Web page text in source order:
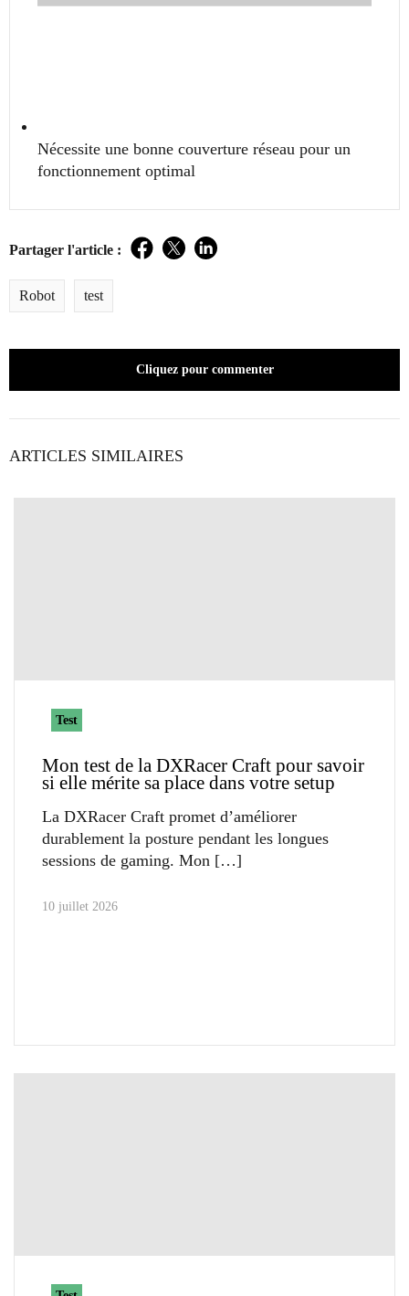
Nécessite une bonne couverture réseau pour un
fonctionnement optimal
Partager l'article : Facebook
TwitterLinkedIn
Robot test
Cliquez pour commenter
ARTICLES SIMILAIRES
Test
Mon test de la DXRacer Craft pour savoir
si elle mérite sa place dans votre setup
La DXRacer Craft promet d’améliorer
durablement la posture pendant les longues
sessions de gaming. Mon
10 juillet 2026